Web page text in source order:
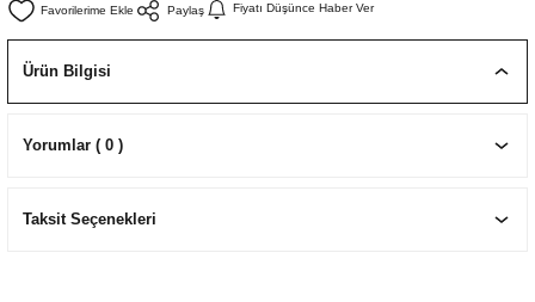
ÇİZİM SETLERİ
Paylaş Fiyatı Düşünce Haber Ver
Ürün Bilgisi
Yorumlar ( 0 )
Taksit Seçenekleri